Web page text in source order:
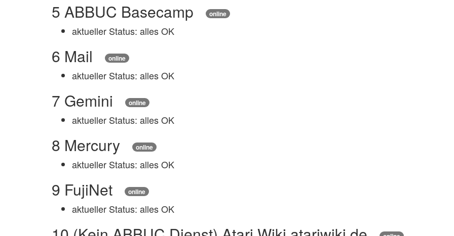
5 ABBUC Basecamp online
aktueller Status: alles OK
6 Mail online
aktueller Status: alles OK
7 Gemini online
aktueller Status: alles OK
8 Mercury online
aktueller Status: alles OK
9 FujiNet online
aktueller Status: alles OK